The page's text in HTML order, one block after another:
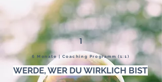
1
6 Monate | Coaching Programm (1:1)
WERDE, WER DU WIRKLICH BIST